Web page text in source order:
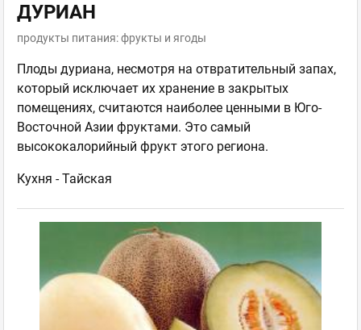
ДУРИАН
продукты питания: фрукты и ягоды
Плоды дуриана, несмотря на отвратительный запах,
который исключает их хранение в закрытых
помещениях, считаются наиболее ценными в Юго-
Восточной Азии фруктами. Это самый
высококалорийный фрукт этого региона.
Кухня -Тайская